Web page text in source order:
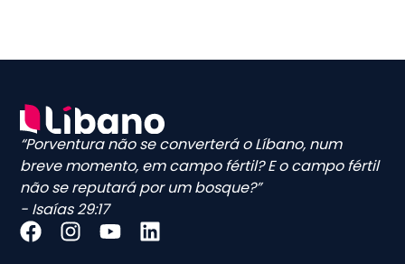
“Porventura não se converterá o Líbano, num
breve momento, em campo fértil? E o campo fértil
não se reputará por um bosque?”
- Isaías 29:17